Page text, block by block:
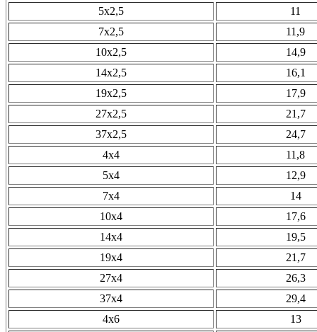
5х2,5
11
7х2,5
11,9
10х2,5
14,9
14х2,5
16,1
19х2,5
17,9
27х2,5
21,7
37х2,5
24,7
4х4
11,8
5х4
12,9
7х4
14
10х4
17,6
14х4
19,5
19х4
21,7
27х4
26,3
37х4
29,4
4х6
13